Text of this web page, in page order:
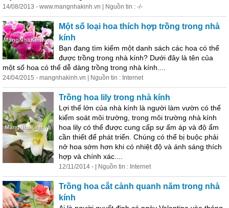
14/08/2013 - www.mangnhakinh.vn | Nguồn tin : -/-
Một số loại hoa thích hợp trồng trong nhà
kính
Bạn đang tìm kiếm một danh sách các hoa có thể
được trồng trong nhà kính? Dưới đây là tên của
một số hoa có thể dễ dàng trồng trong nhà kính....
24/04/2015 - mangnhakinh.vn | Nguồn tin : Internet
Trồng hoa lily trong nhà kính
Lợi thế lớn của nhà kính là người làm vườn có thể
kiểm soát môi trường, trong môi trường nhà kính
hoa lily có thể được cung cấp sự ấm áp và độ ẩm
cần thiết để phát triển. Chúng có thể bị buộc phải
nở hoa sớm hơn khi có nhiệt độ và ánh sáng thích
hợp và chính xác....
12/11/2014 - | Nguồn tin : Internet
Trồng hoa cắt cành quanh năm trong nhà
kính